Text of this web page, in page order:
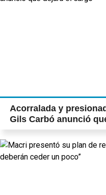
Acorralada y
Gils Carbó anunció